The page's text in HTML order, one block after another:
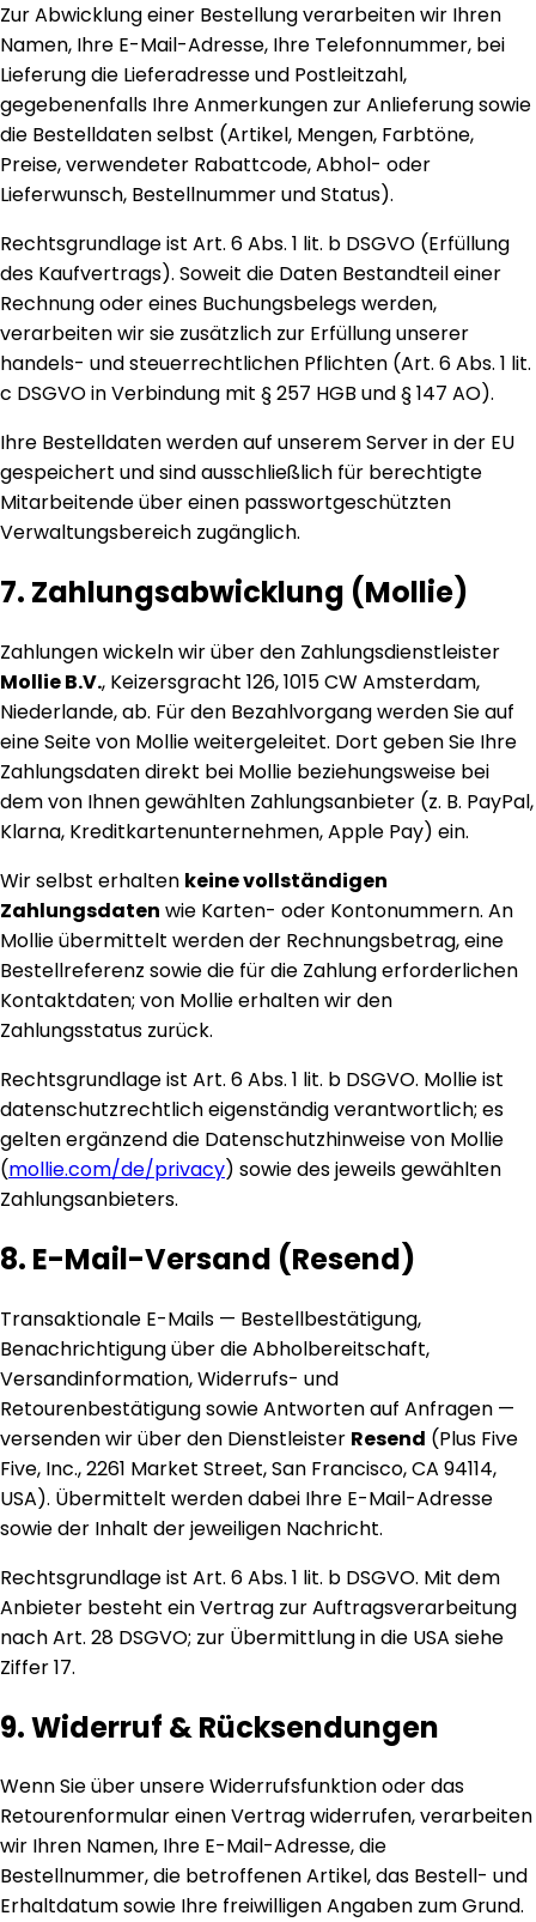
Zur Abwicklung einer Bestellung verarbeiten wir Ihren
Namen, Ihre E-Mail-Adresse, Ihre Telefonnummer, bei
Lieferung die Lieferadresse und Postleitzahl,
gegebenenfalls Ihre Anmerkungen zur Anlieferung sowie
die Bestelldaten selbst (Artikel, Mengen, Farbtöne,
Preise, verwendeter Rabattcode, Abhol- oder
Lieferwunsch, Bestellnummer und Status).
Rechtsgrundlage ist Art. 6 Abs. 1 lit. b DSGVO (Erfüllung
des Kaufvertrags). Soweit die Daten Bestandteil einer
Rechnung oder eines Buchungsbelegs werden,
verarbeiten wir sie zusätzlich zur Erfüllung unserer
handels- und steuerrechtlichen Pflichten (Art. 6 Abs. 1 lit.
c DSGVO in Verbindung mit § 257 HGB und § 147 AO).
Ihre Bestelldaten werden auf unserem Server in der EU
gespeichert und sind ausschließlich für berechtigte
Mitarbeitende über einen passwortgeschützten
Verwaltungsbereich zugänglich.
7. Zahlungsabwicklung (Mollie)
Zahlungen wickeln wir über den Zahlungsdienstleister
Mollie B.V., Keizersgracht 126, 1015 CW Amsterdam,
Niederlande, ab. Für den Bezahlvorgang werden Sie auf
eine Seite von Mollie weitergeleitet. Dort geben Sie Ihre
Zahlungsdaten direkt bei Mollie beziehungsweise bei
dem von Ihnen gewählten Zahlungsanbieter (z. B. PayPal,
Klarna, Kreditkartenunternehmen, Apple Pay) ein.
Wir selbst erhalten keine vollständigen
Zahlungsdaten wie Karten- oder Kontonummern. An
Mollie übermittelt werden der Rechnungsbetrag, eine
Bestellreferenz sowie die für die Zahlung erforderlichen
Kontaktdaten; von Mollie erhalten wir den
Zahlungsstatus zurück.
Rechtsgrundlage ist Art. 6 Abs. 1 lit. b DSGVO. Mollie ist
datenschutzrechtlich eigenständig verantwortlich; es
gelten ergänzend die Datenschutzhinweise von Mollie
(mollie.com/de/privacy) sowie des jeweils gewählten
Zahlungsanbieters.
8. E-Mail-Versand (Resend)
Transaktionale E-Mails — Bestellbestätigung,
Benachrichtigung über die Abholbereitschaft,
Versandinformation, Widerrufs- und
Retourenbestätigung sowie Antworten auf Anfragen —
versenden wir über den Dienstleister Resend (Plus Five
Five, Inc., 2261 Market Street, San Francisco, CA 94114,
USA). Übermittelt werden dabei Ihre E-Mail-Adresse
sowie der Inhalt der jeweiligen Nachricht.
Rechtsgrundlage ist Art. 6 Abs. 1 lit. b DSGVO. Mit dem
Anbieter besteht ein Vertrag zur Auftragsverarbeitung
nach Art. 28 DSGVO; zur Übermittlung in die USA siehe
Ziffer 17.
9. Widerruf & Rücksendungen
Wenn Sie über unsere Widerrufsfunktion oder das
Retourenformular einen Vertrag widerrufen, verarbeiten
wir Ihren Namen, Ihre E-Mail-Adresse, die
Bestellnummer, die betroffenen Artikel, das Bestell- und
Erhaltdatum sowie Ihre freiwilligen Angaben zum Grund.